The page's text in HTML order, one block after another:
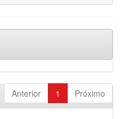
Anterior 1 Próximo